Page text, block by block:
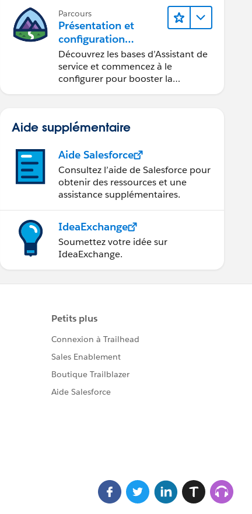
Parcours
Présentation et
configuration
d’Assistant de service
Agentforce
Découvrez les bases d’Assistant de
service et commencez à le
configurer pour booster la
Aide supplémentaire
Aide Salesforce
Consultez l’aide de Salesforce pour
obtenir des ressources et une
assistance supplémentaires.
IdeaExchange
Soumettez votre idée sur
IdeaExchange.